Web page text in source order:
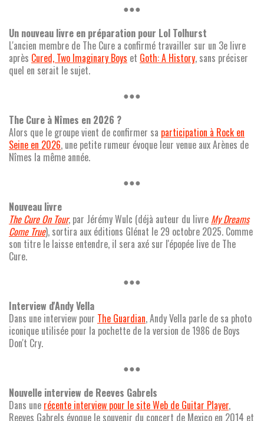
●●●
Un nouveau livre en préparation pour Lol Tolhurst
L'ancien membre de The Cure a confirmé travailler sur un 3e livre
après Cured, Two Imaginary Boys et Goth: A History, sans préciser
quel en serait le sujet.
●●●
The Cure à Nîmes en 2026 ?
Alors que le groupe vient de confirmer sa participation à Rock en
Seine en 2026, une petite rumeur évoque leur venue aux Arènes de
Nîmes la même année.
●●●
Nouveau livre
The Cure On Tour, par Jérémy Wulc (déjà auteur du livre My Dreams
Come True), sortira aux éditions Glénat le 29 octobre 2025. Comme
son titre le laisse entendre, il sera axé sur l'épopée live de The
Cure.
●●●
Interview d'Andy Vella
Dans une interview pour The Guardian, Andy Vella parle de sa photo
iconique utilisée pour la pochette de la version de 1986 de Boys
Don't Cry.
●●●
Nouvelle interview de Reeves Gabrels
Dans une récente interview pour le site Web de Guitar Player,
Reeves Gabrels évoque le souvenir du concert de Mexico en 2014 et